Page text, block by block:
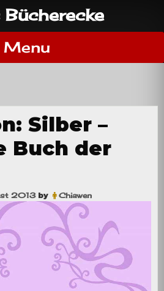
Menu
Silber –
Buch der
2013by Chiawen